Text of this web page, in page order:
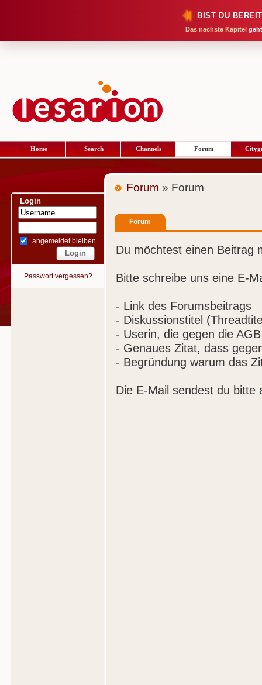
BIST DU
Das nächste Kapitel
Home Search Channels Forum
Login
angemeldet bleiben
Passwort vergessen?
Forum » Forum
Forum
Du möchtest einen Beitrag
Bitte schreibe uns eine E-
- Link des Forumsbeitrags
- Diskussionstitel
- Userin, die gegen die
- Genaues Zitat, dass
- Begründung warum das
Die E-Mail sendest du bitte